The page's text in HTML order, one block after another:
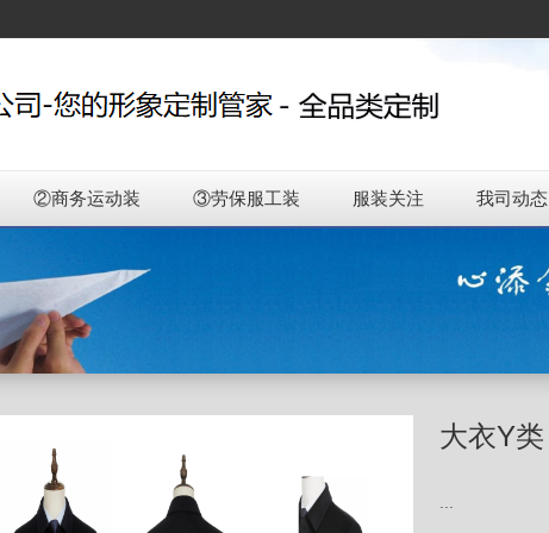
②商务运动装 ③劳保服工装 服装关注 我司动态
大衣Y类